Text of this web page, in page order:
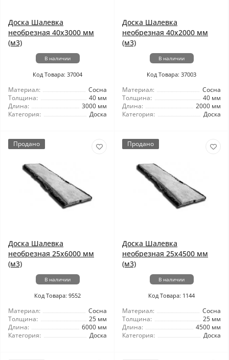
Доска Шалевка
необрезная 40x3000 мм
(м3)
В наличии
Код Товара: 37004
Материал:
Сосна
Толщина:
40 мм
Длина:
3000 мм
Категория:
Доска
Доска Шалевка
необрезная 40x2000 мм
(м3)
В наличии
Код Товара: 37003
Материал:
Сосна
Толщина:
40 мм
Длина:
2000 мм
Категория:
Доска
Продано
Доска Шалевка
необрезная 25x6000 мм
(м3)
В наличии
Код Товара: 9552
Материал:
Сосна
Толщина:
25 мм
Длина:
6000 мм
Категория:
Доска
Продано
Доска Шалевка
необрезная 25x4500 мм
(м3)
В наличии
Код Товара: 1144
Материал:
Сосна
Толщина:
25 мм
Длина:
4500 мм
Категория:
Доска